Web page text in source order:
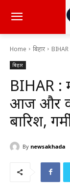
Home बिहार
बिहार
BIHAR :
आज और
बारिश,
By newsakhada